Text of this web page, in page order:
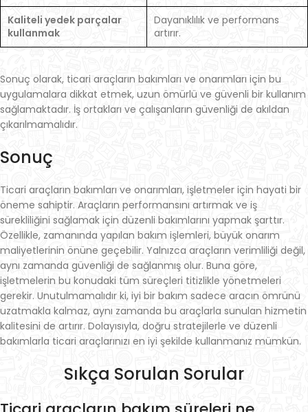
Kaliteli yedek parçalar
kullanmak
Dayanıklılık ve performans
artırır.
Sonuç olarak, ticari araçların bakımları ve onarımları için bu
uygulamalara dikkat etmek, uzun ömürlü ve güvenli bir kullanım
sağlamaktadır. İş ortakları ve çalışanların güvenliği de akıldan
çıkarılmamalıdır.
Sonuç
Ticari araçların bakımları ve onarımları, işletmeler için hayati bir
öneme sahiptir. Araçların performansını artırmak ve iş
sürekliliğini sağlamak için düzenli bakımlarını yapmak şarttır.
Özellikle, zamanında yapılan bakım işlemleri, büyük onarım
maliyetlerinin önüne geçebilir. Yalnızca araçların verimliliği değil,
aynı zamanda güvenliği de sağlanmış olur. Buna göre,
işletmelerin bu konudaki tüm süreçleri titizlikle yönetmeleri
gerekir. Unutulmamalıdır ki, iyi bir bakım sadece aracın ömrünü
uzatmakla kalmaz, aynı zamanda bu araçlarla sunulan hizmetin
kalitesini de artırır. Dolayısıyla, doğru stratejilerle ve düzenli
bakımlarla ticari araçlarınızı en iyi şekilde kullanmanız mümkün.
Sıkça Sorulan Sorular